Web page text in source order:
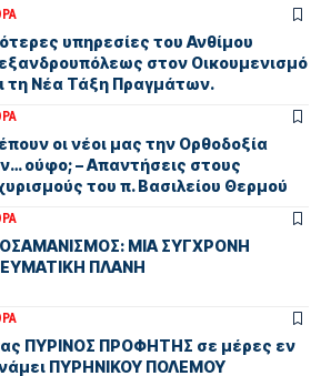
υπηρεσίες του Ανθίμου
στον Οικουμενισμό
τη Νέα Τάξη Πραγμάτων.
οι νέοι μας την Ορθοδοξία
ούφο; – Απαντήσεις στους
του π. Βασιλείου Θερμού
ΜΙΑ ΣΥΓΧΡΟΝΗ
ΠΛΑΝΗ
ΠΥΡΙΝΟΣ ΠΡΟΦΗΤΗΣ σε μέρες εν
ΠΥΡΗΝΙΚΟΥ ΠΟΛΕΜΟΥ